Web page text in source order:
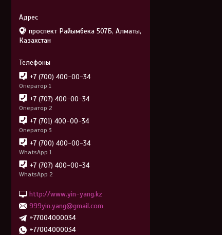
проспект Райымбека 507Б, Алматы,
Казахстан
+7 (700) 400-00-34
Оператор 1
+7 (707) 400-00-34
Оператор 2
+7 (701) 400-00-34
Оператор 3
+7 (700) 400-00-34
WhatsApp 1
+7 (707) 400-00-34
WhatsApp 2
http://www.yin-yang.kz
999yin.yang@gmail.com
+77004000034
+77004000034